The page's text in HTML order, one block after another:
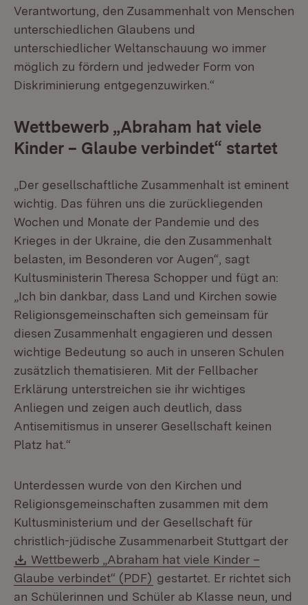
Verantwortung, den Zusammenhalt von Menschen
unterschiedlichen Glaubens und
unterschiedlicher Weltanschauung wo immer
möglich zu fördern und jedweder Form von
Diskriminierung entgegenzuwirken.“
Wettbewerb „Abraham hat viele
Kinder – Glaube verbindet“ startet
„Der gesellschaftliche Zusammenhalt ist eminent
wichtig. Das führen uns die zurückliegenden
Wochen und Monate der Pandemie und des
Krieges in der Ukraine, die den Zusammenhalt
belasten, im Besonderen vor Augen“, sagt
Kultusministerin Theresa Schopper und fügt an:
„Ich bin dankbar, dass Land und Kirchen sowie
Religionsgemeinschaften sich gemeinsam für
diesen Zusammenhalt engagieren und dessen
wichtige Bedeutung so auch in unseren Schulen
zusätzlich thematisieren. Mit der Fellbacher
Erklärung unterstreichen sie ihr wichtiges
Anliegen und zeigen auch deutlich, dass
Antisemitismus in unserer Gesellschaft keinen
Platz hat.“
Unterdessen wurde von den Kirchen und
Religionsgemeinschaften zusammen mit dem
Kultusministerium und der Gesellschaft für
christlich-jüdische Zusammenarbeit Stuttgart der
Download:
Wettbewerb „Abraham hat viele Kinder –
Glaube verbindet“ (PDF) (Öffnet in neuem Fenster)
gestartet. Er richtet sich
an Schülerinnen und Schüler ab Klasse neun, und